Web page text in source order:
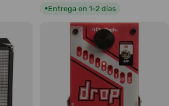
●Entrega en 1-2 días